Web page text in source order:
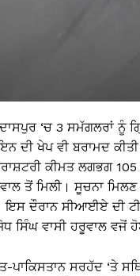
‘ਚ 3 ਸਮੱਗਲਰਾਂ ਨੂੰ
ਦੀ ਖੇਪ ਵੀ ਬਰਾਮਦ
ਕੀਮਤ ਲਗਭਗ
ਤੋਂ ਮਿਲੀ। ਸੂਚਨਾ
ਦੌਰਾਨ ਸੀਆਈਏ ਦੀ
ਸਿੰਘ ਵਾਸੀ ਹਰੂਵਾਲ ਵਜੋਂ
ਪਾਕਿਸਤਾਨ ਸਰਹੱਦ